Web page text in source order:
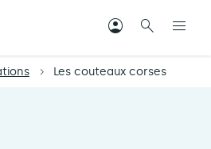
Les couteaux corses